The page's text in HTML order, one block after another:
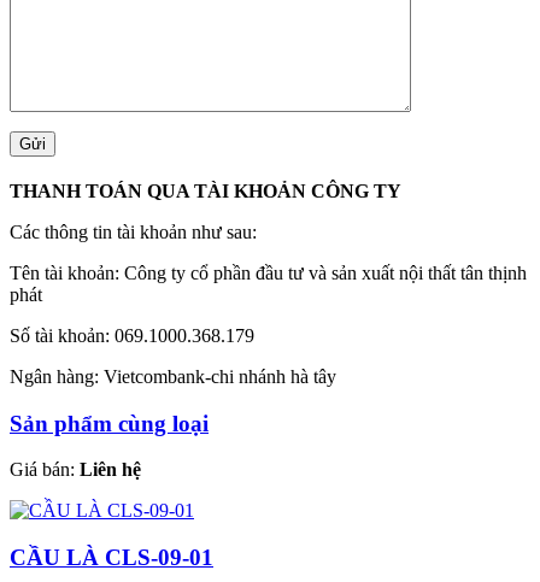
THANH TOÁN QUA TÀI KHOẢN CÔNG TY
Các thông tin tài khoản như sau:
Tên tài khoản: Công ty cổ phần đầu tư và sản xuất nội thất tân thịnh
phát
Số tài khoản: 069.1000.368.179
Ngân hàng: Vietcombank-chi nhánh hà tây
Sản phẩm cùng loại
Giá bán: Liên hệ
CẦU LÀ CLS-09-01